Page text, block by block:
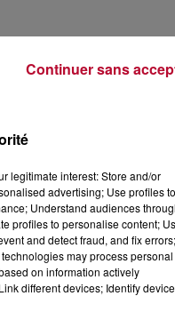
habitation).
grossesse,
?
legitimate interest: Store and/or
advertising; Use profiles to
Understand audiences
profiles to personalise content;
and detect fraud, and fix errors;
may process personal
on information actively
different devices; Identify
Continuer sans